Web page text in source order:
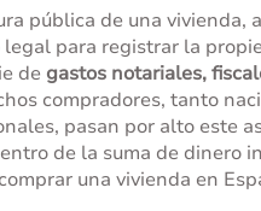
pública de una vivienda,
para registrar la
de gastos notariales,
compradores, tanto
pasan por alto este
de la suma de dinero
una vivienda en